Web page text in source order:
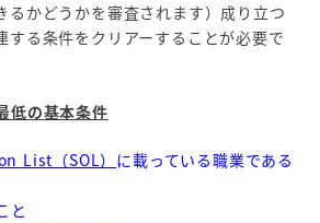
るかどうかを審査されます）成り立つ
する条件をクリアーすることが必要で
低の基本条件
List（SOL） に載っている職業である
と